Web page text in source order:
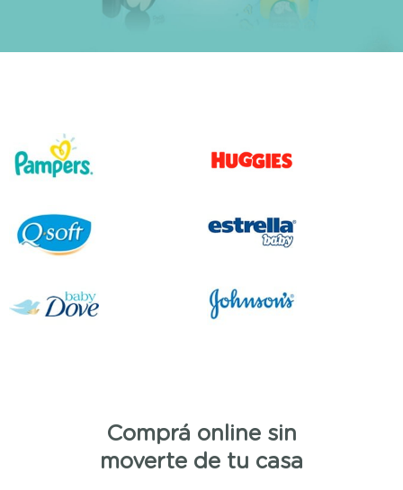
Comprá online sin
moverte de tu casa